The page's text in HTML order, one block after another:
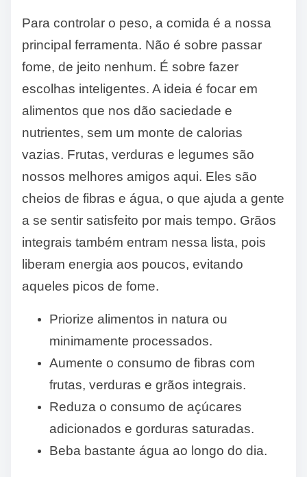
Para controlar o peso, a comida é a nossa
principal ferramenta. Não é sobre passar
fome, de jeito nenhum. É sobre fazer
escolhas inteligentes. A ideia é focar em
alimentos que nos dão saciedade e
nutrientes, sem um monte de calorias
vazias. Frutas, verduras e legumes são
nossos melhores amigos aqui. Eles são
cheios de fibras e água, o que ajuda a gente
a se sentir satisfeito por mais tempo. Grãos
integrais também entram nessa lista, pois
liberam energia aos poucos, evitando
aqueles picos de fome.
Priorize alimentos in natura ou
minimamente processados.
Aumente o consumo de fibras com
frutas, verduras e grãos integrais.
Reduza o consumo de açúcares
adicionados e gorduras saturadas.
Beba bastante água ao longo do dia.